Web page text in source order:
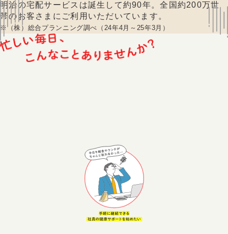
明治の宅配サービスは誕生して約90年。全国約200万世
帯のお客さまにご利用いただいています。
※（株）総合プランニング調べ（24年4月～25年3月）